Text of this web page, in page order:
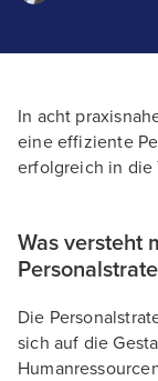
In acht
eine effiziente
erfolgreich in die
Was versteht
Die
sich auf die